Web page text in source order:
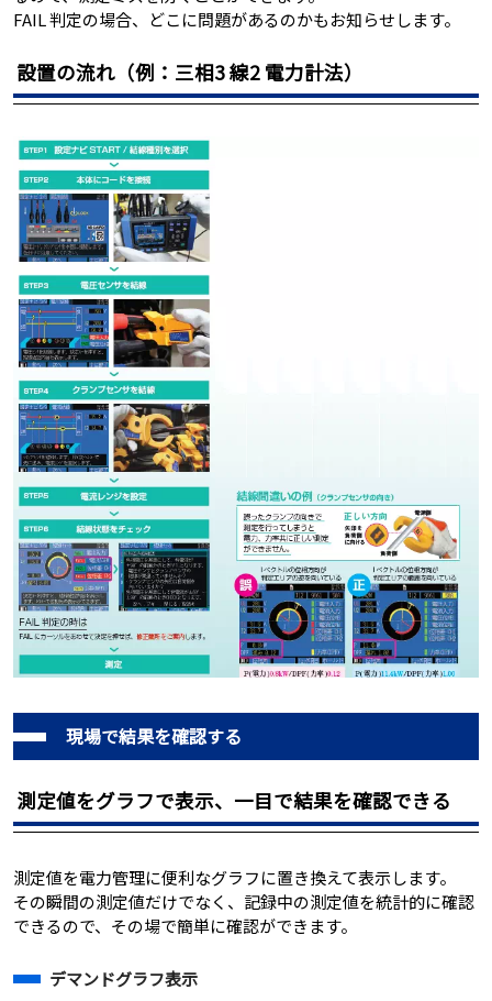
FAIL 判定の場合、どこに問題があるのかもお知らせします。
設置の流れ（例：三相3 線2 電力計法）
現場で結果を確認する
測定値をグラフで表示、一目で結果を確認できる
測定値を電力管理に便利なグラフに置き換えて表示します。
その瞬間の測定値だけでなく、記録中の測定値を統計的に確認
できるので、その場で簡単に確認ができます。
デマンドグラフ表示